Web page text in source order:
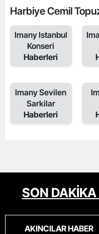
Harbiye Cemil
Imany Istanbul
Konseri
Haberleri
Imany Sevilen
Sarkilar
Haberleri
SON DAKİKA
AKINCILAR HABER